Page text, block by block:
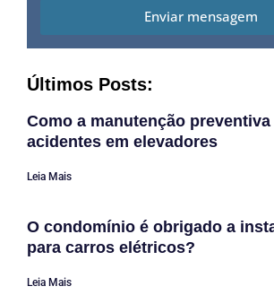
Enviar mensagem
Últimos Posts:
Como a manutenção
acidentes em elevadores
Leia Mais
O condomínio é obrigado a
para carros elétricos?
Leia Mais